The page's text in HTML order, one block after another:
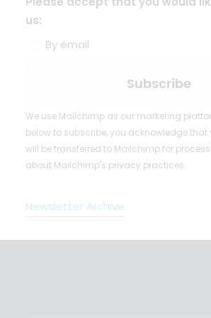
us:
By email
We use Mailchimp as our marketing
below to subscribe, you acknowledge
will be transferred to Mailchimp for
about Mailchimp's privacy practices.
Newsletter Archive